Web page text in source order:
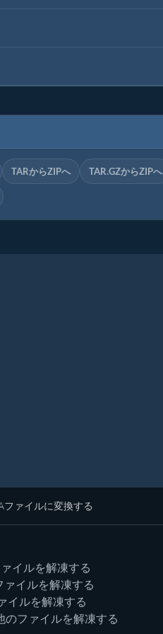
TARからZIPへ TAR.GZからZIPへ
ファイルに変換する
イルを解凍する
ァイルを解凍する
イルを解凍する
のファイルを解凍する